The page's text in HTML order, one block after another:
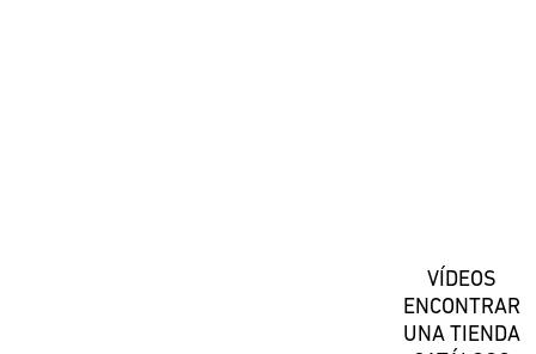
VÍDEOS
ENCONTRAR
UNA TIENDA